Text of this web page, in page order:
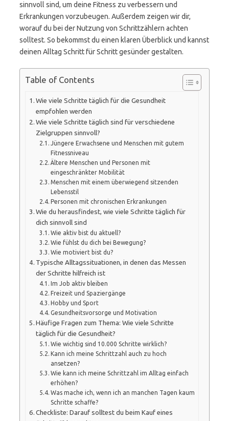
sinnvoll sind, um deine Fitness zu verbessern und
Erkrankungen vorzubeugen. Außerdem zeigen wir dir,
worauf du bei der Nutzung von Schrittzählern achten
solltest. So bekommst du einen klaren Überblick und kannst
deinen Alltag Schritt für Schritt gesünder gestalten.
Table of Contents
Wie viele Schritte täglich für die Gesundheit
empfohlen werden
Wie viele Schritte täglich sind für verschiedene
Zielgruppen sinnvoll?
Jüngere Erwachsene und Menschen mit gutem
Fitnessniveau
Ältere Menschen und Personen mit
eingeschränkter Mobilität
Menschen mit einem überwiegend sitzenden
Lebensstil
Personen mit chronischen Erkrankungen
Wie du herausfindest, wie viele Schritte täglich für
dich sinnvoll sind
Wie aktiv bist du aktuell?
Wie fühlst du dich bei Bewegung?
Wie motiviert bist du?
Typische Alltagssituationen, in denen das Messen
der Schritte hilfreich ist
Im Job aktiv bleiben
Freizeit und Spaziergänge
Hobby und Sport
Gesundheitsvorsorge und Motivation
Häufige Fragen zum Thema: Wie viele Schritte
täglich für die Gesundheit?
Wie wichtig sind 10.000 Schritte wirklich?
Kann ich meine Schrittzahl auch zu hoch
ansetzen?
Wie kann ich meine Schrittzahl im Alltag einfach
erhöhen?
Was mache ich, wenn ich an manchen Tagen kaum
Schritte schaffe?
Checkliste: Darauf solltest du beim Kauf eines